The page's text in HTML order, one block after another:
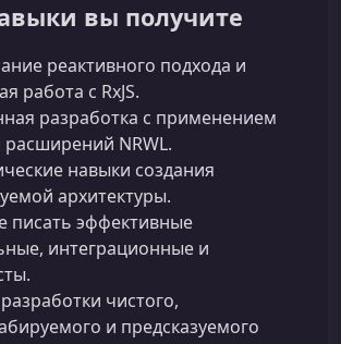
вы получите
реактивного подхода и
работа с RxJS.
разработка с применением
расширений NRWL.
навыки создания
архитектуры.
писать эффективные
интеграционные и
чистого,
и предсказуемого